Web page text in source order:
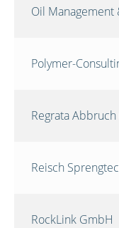
Oil Management
Polymer-
Regrata
Reisch
RockLink GmbH